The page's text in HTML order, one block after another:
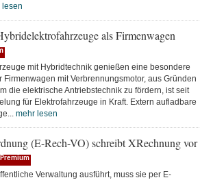
lesen
als Firmenwagen
mit Hybridtechnik genießen eine besondere
Firmenwagen mit Verbrennungsmotor, aus Gründen
die elektrische Antriebstechnik zu fördern, ist seit
für Elektrofahrzeuge in Kraft. Extern aufladbare
mehr lesen
(E-Rech-VO) schreibt XRechnung vor
Premium
Verwaltung ausführt, muss sie per E-